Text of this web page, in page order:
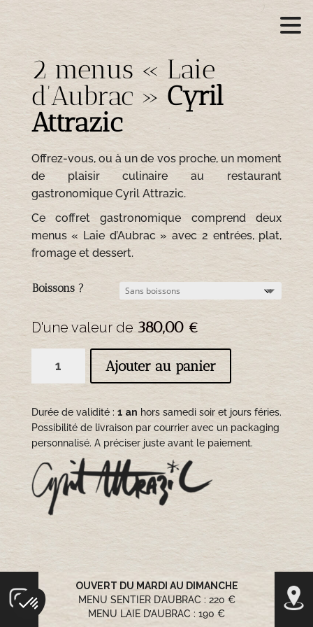
2 menus « Laie
d’Aubrac »
Offrez-vous, ou à un de vos proche, un moment
de plaisir culinaire au restaurant
gastronomique Cyril Attrazic.
Ce coffret gastronomique comprend deux
menus « Laie d’Aubrac » avec 2 entrées, plat,
fromage et dessert.
Boissons ?
380,00€
menus
"Laie
d'Aubrac"
Ajouter au panier
Durée de validité : 1 an hors samedi soir et jours féries.
Possibilité de livraison par courrier avec un packaging
personnalisé. A préciser juste avant le paiement.
BISTROT LINETTE
OUVERT TOUS LES JOURS
MENU À PARTIR DE 19,50 €
BRASSERIE LA GABALE
OUVERT TOUS LES JOURS
MENU À PARTIR DE 25,00 €
OUVERT DU MARDI AU DIMANCHE
MENU SENTIER D’AUBRAC : 220 €
MENU LAIE D’AUBRAC : 190 €